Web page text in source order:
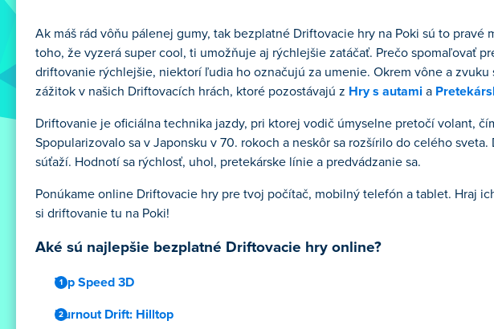
Ak máš rád vôňu pálenej gumy, tak bezplatné Driftovacie hry na Poki sú to
toho, že vyzerá super cool, ti umožňuje aj rýchlejšie zatáčať. Prečo spomaľovať
driftovanie rýchlejšie, niektorí ľudia ho označujú za umenie. Okrem vône a
zážitok v našich Driftovacích hrách, ktoré pozostávajú z Hry s autami a
Driftovanie je oficiálna technika jazdy, pri ktorej vodič úmyselne pretočí volant,
Spopularizovalo sa v Japonsku v 70. rokoch a neskôr sa rozšírilo do celého
súťaží. Hodnotí sa rýchlosť, uhol, pretekárske línie a predvádzanie sa.
Ponúkame online Driftovacie hry pre tvoj počítač, mobilný telefón a tablet. Hraj
si driftovanie tu na Poki!
Aké sú najlepšie bezplatné Driftovacie hry online?
Top Speed 3D
Burnout Drift: Hilltop